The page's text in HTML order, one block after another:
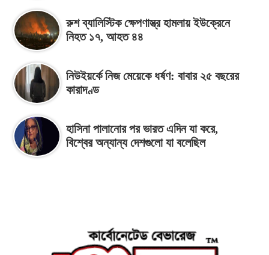
রুশ ব্যালিস্টিক ক্ষেপণাস্ত্র হামলায় ইউক্রেনে
নিহত ১৭, আহত ৪৪
নিউইয়র্কে নিজ মেয়েকে ধর্ষণ: বাবার ২৫ বছরের
কারাদণ্ড
হাসিনা পালানোর পর ভারত এদিন যা করে,
বিশ্বের অন্যান্য দেশগুলো যা বলেছিল